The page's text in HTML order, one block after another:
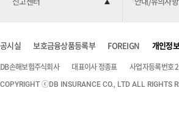
공시실 보호금융상품등록부 FOREIGN 개인정
DB손해보험주식회사 대표이사 정종표 사업자등록번호
COPYRIGHT ⓒDB INSURANCE CO., LTD ALL RIGHTS